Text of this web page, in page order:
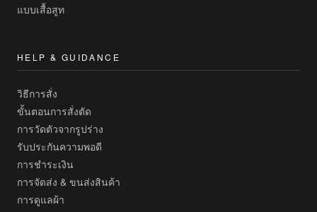
แบบเสื้อสูท
HELP & GUIDANCE
วิธีการสั่ง
ขั้นตอนการสั่งตัด
การวัดตัวจากรูปร่าง
รับประกันความพอดี
การชำระเงิน
การจัดส่ง & ขนส่งสินค้า
การดูแลผ้า